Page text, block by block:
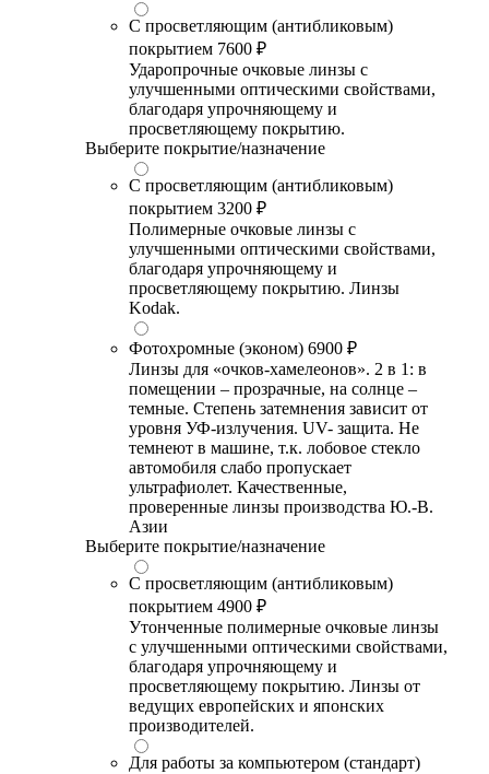
С просветляющим (антибликовым)
покрытием 7600 ₽
Ударопрочные очковые линзы с
улучшенными оптическими свойствами,
благодаря упрочняющему и
просветляющему покрытию.
Выберите покрытие/назначение
С просветляющим (антибликовым)
покрытием 3200 ₽
Полимерные очковые линзы с
улучшенными оптическими свойствами,
благодаря упрочняющему и
просветляющему покрытию. Линзы
Kodak.
Фотохромные (эконом) 6900 ₽
Линзы для «очков-хамелеонов». 2 в 1: в
помещении – прозрачные, на солнце –
темные. Степень затемнения зависит от
уровня УФ-излучения. UV- защита. Не
темнеют в машине, т.к. лобовое стекло
автомобиля слабо пропускает
ультрафиолет. Качественные,
проверенные линзы производства Ю.-В.
Азии
Выберите покрытие/назначение
С просветляющим (антибликовым)
покрытием 4900 ₽
Утонченные полимерные очковые линзы
с улучшенными оптическими свойствами,
благодаря упрочняющему и
просветляющему покрытию. Линзы от
ведущих европейских и японских
производителей.
Для работы за компьютером (стандарт)